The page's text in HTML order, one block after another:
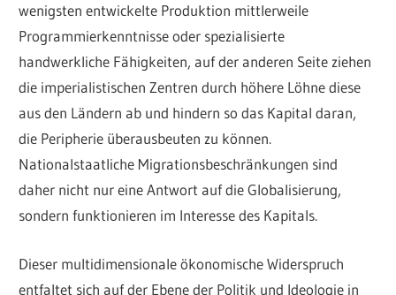
wenigsten entwickelte Produktion mittlerweile
Programmierkenntnisse oder spezialisierte
handwerkliche Fähigkeiten, auf der anderen Seite ziehen
die imperialistischen Zentren durch höhere Löhne diese
aus den Ländern ab und hindern so das Kapital daran,
die Peripherie überausbeuten zu können.
Nationalstaatliche Migrationsbeschränkungen sind
daher nicht nur eine Antwort auf die Globalisierung,
sondern funktionieren im Interesse des Kapitals.
Dieser multidimensionale ökonomische Widerspruch
entfaltet sich auf der Ebene der Politik und Ideologie in